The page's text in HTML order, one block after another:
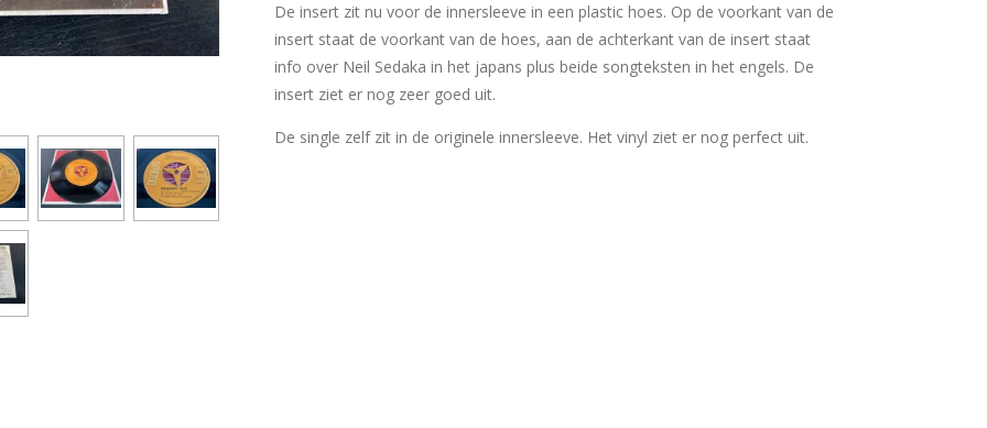
De insert zit nu voor de innersleeve in een plastic hoes. Op de voorkant van de
insert staat de voorkant van de hoes, aan de achterkant van de insert staat
info over Neil Sedaka in het japans plus beide songteksten in het engels. De
insert ziet er nog zeer goed uit.
De single zelf zit in de originele innersleeve. Het vinyl ziet er nog perfect uit.